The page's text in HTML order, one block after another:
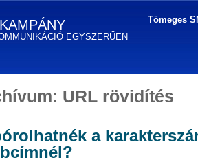
EGYSZERŰEN
Tömeges
URL rövidítés
a